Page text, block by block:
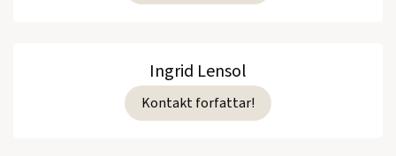
Ingrid Lensol
Kontakt forfattar!